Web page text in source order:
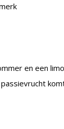
en een